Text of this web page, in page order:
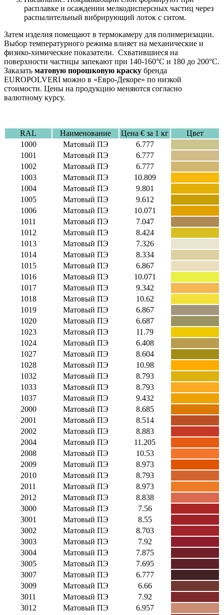
расплавке и осаждении мелкодисперсных частиц через
распылительный вибрирующий лоток с ситом.
Затем изделия помещают в термокамеру для полимеризации.
Выбор температурного режима влияет на механические и
физико-химические показатели. Схватившиеся на
поверхности частицы запекают при 140-160°С и 180 до 200°С.
Заказать матовую порошковую краску бренда
EUROPOLVERI можно в «Евро-Декоре» по низкой
стоимости. Цены на продукцию меняются согласно
валютному курсу.
RAL Наименование Цена € за 1 кг
Цвет
1000
Матовый ПЭ
6.777
1001
Матовый ПЭ
6.777
1002
Матовый ПЭ
6.777
1003
Матовый ПЭ
10.809
1004
Матовый ПЭ
9.801
1005
Матовый ПЭ
9.612
1006
Матовый ПЭ
10.071
1011
Матовый ПЭ
7.047
1012
Матовый ПЭ
8.424
1013
Матовый ПЭ
7.326
1014
Матовый ПЭ
8.334
1015
Матовый ПЭ
6.867
1016
Матовый ПЭ
10.071
1017
Матовый ПЭ
9.342
1018
Матовый ПЭ
10.62
1019
Матовый ПЭ
6.867
1020
Матовый ПЭ
6.687
1023
Матовый ПЭ
11.79
1024
Матовый ПЭ
6.408
1027
Матовый ПЭ
8.604
1028
Матовый ПЭ
10.98
1032
Матовый ПЭ
8.793
1033
Матовый ПЭ
8.793
1037
Матовый ПЭ
9.432
2000
Матовый ПЭ
8.685
2001
Матовый ПЭ
8.514
2002
Матовый ПЭ
8.883
2004
Матовый ПЭ
11.205
2008
Матовый ПЭ
10.53
2009
Матовый ПЭ
8.973
2010
Матовый ПЭ
8.793
2011
Матовый ПЭ
8.973
2012
Матовый ПЭ
8.838
3000
Матовый ПЭ
7.56
3001
Матовый ПЭ
8.55
3002
Матовый ПЭ
8.703
3003
Матовый ПЭ
7.92
3004
Матовый ПЭ
7.875
3005
Матовый ПЭ
7.695
3007
Матовый ПЭ
6.777
3009
Матовый ПЭ
6.66
3011
Матовый ПЭ
7.92
3012
Матовый ПЭ
6.957